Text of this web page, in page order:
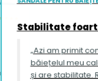
Stabilitate
„Azi am primit
băiețelul meu calcă foarte bine cu
și are stabilitate.